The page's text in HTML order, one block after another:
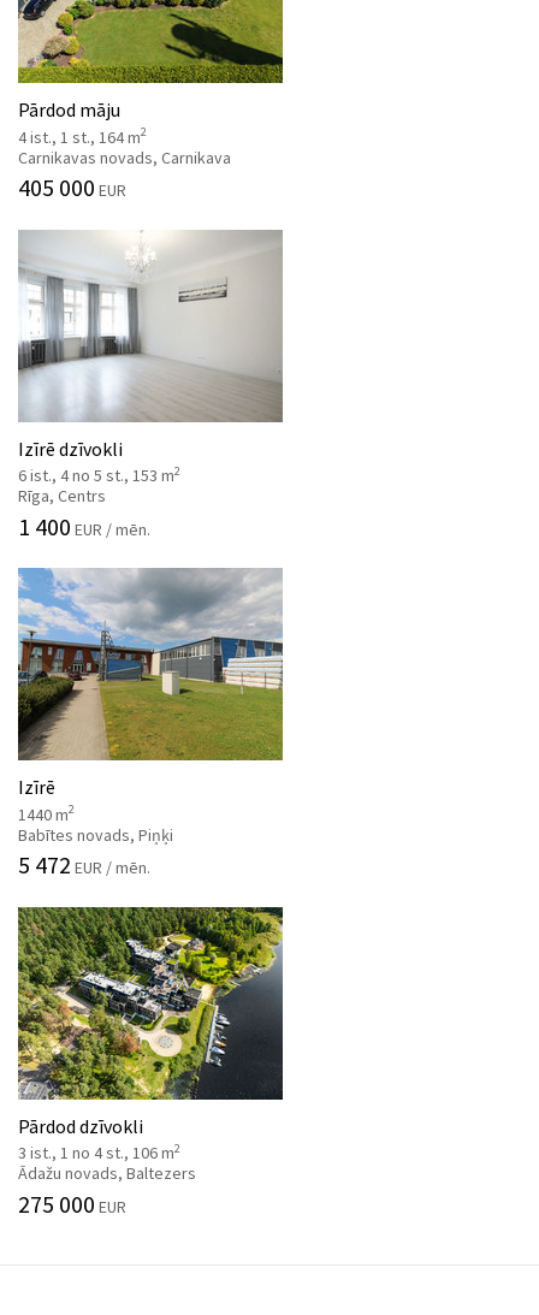
Pārdod māju
4 ist., 1 st., 164 m2
Carnikavas novads, Carnikava
405 000 EUR
Izīrē dzīvokli
6 ist., 4 no 5 st., 153 m2
Rīga, Centrs
1 400 EUR / mēn.
Izīrē
1440 m2
Babītes novads, Piņķi
5 472 EUR / mēn.
Pārdod dzīvokli
3 ist., 1 no 4 st., 106 m2
Ādažu novads, Baltezers
275 000 EUR